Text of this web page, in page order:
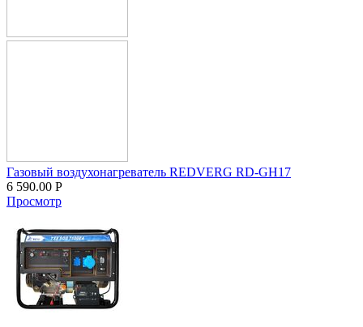
Газовый воздухонагреватель REDVERG RD-GH17
6 590.00 Р
Просмотр